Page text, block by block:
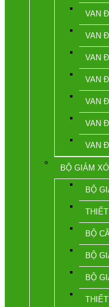
VAN
VAN
VAN
VAN
VAN
VAN
VAN
BỘ GIẢM
BỘ
BỘ
BỘ
BỘ